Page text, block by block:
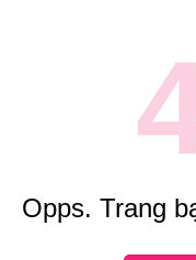
Opps. Trang